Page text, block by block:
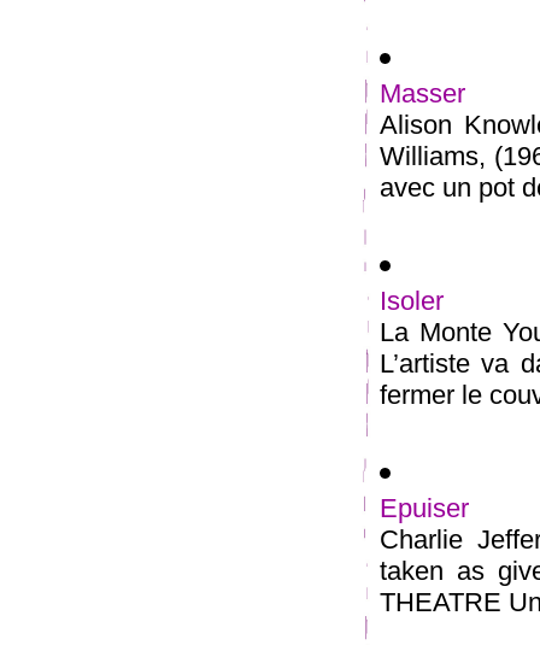
Masser
Alison
Williams,
avec un pot
Isoler
La Monte
L’artiste va
fermer le
Epuiser
Charlie
taken as
THEATRE